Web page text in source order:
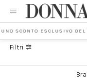
SCONTO ESCLUSIVO
Filtri